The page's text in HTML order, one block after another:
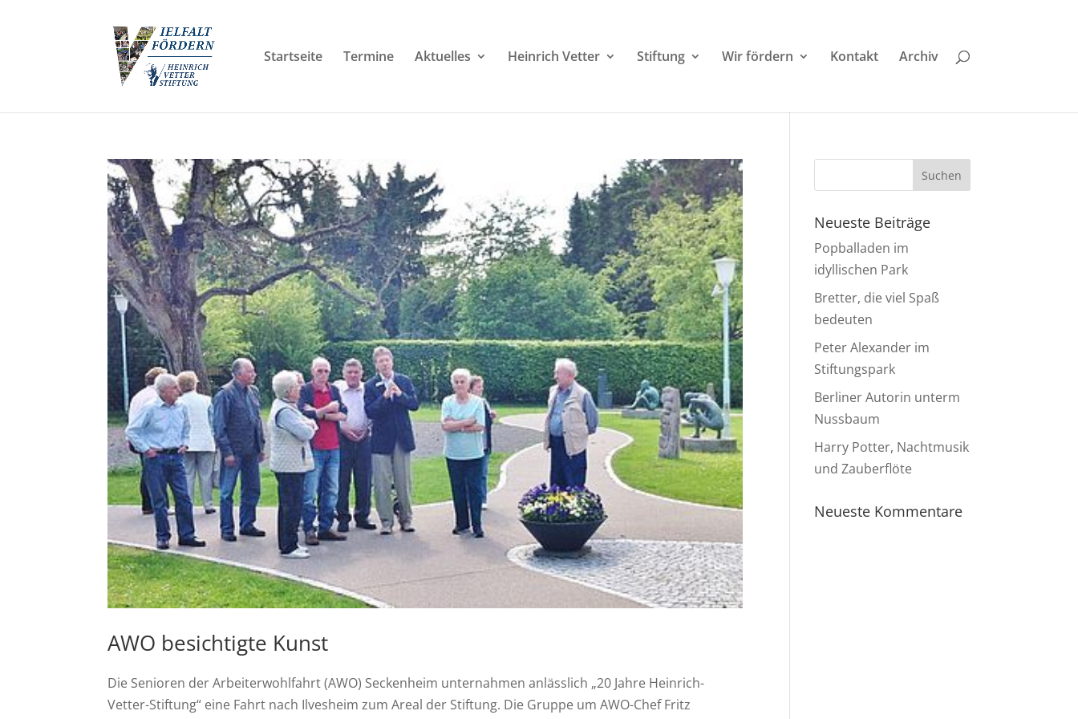
Startseite Termine Aktuelles Heinrich Vetter Stiftung Wir fördern Kontakt Archiv
AWO besichtigte Kunst
Die Senioren der Arbeiterwohlfahrt (AWO) Seckenheim unternahmen anlässlich „20 Jahre Heinrich-
Vetter-Stiftung“ eine Fahrt nach Ilvesheim zum Areal der Stiftung. Die Gruppe um AWO-Chef Fritz
Neueste Beiträge
Popballaden im
idyllischen Park
Bretter, die viel Spaß
bedeuten
Peter Alexander im
Stiftungspark
Berliner Autorin unterm
Nussbaum
Harry Potter, Nachtmusik
und Zauberflöte
Neueste Kommentare